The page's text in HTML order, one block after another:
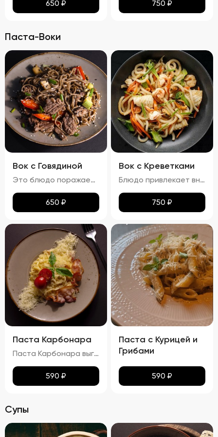
650 ₽ 750 ₽
Паста-Воки
Вок с Говядиной
Это блюдо поражает своими яркими красками и аппетитным видом. Говядина равномерно обжарена до золотистой корочки, а овощи сохраняют свою свежесть и привлекательность. Мягкая, но не переваренная лапша служит идеальной основой для сочетания всех ингредиентов. Кинза и кунжут добавляют завершающий штрих, делая блюдо еще более соблазнительным. Вкус вок с говядиной богат и сбалансирован. Мясо источает насыщенный аромат, болгарский перец привносит сладкие нотки, а устричный и соевый соусы добавляют пикантности. Свежий вкус кинзы подчеркивает гармонию всех компонентов. Аромат блюда завораживает, наполняя пространство нотками чеснока и жареного мяса. Консистенция блюда тоже радует: говядина нежная и сочная, овощи слегка хрустят, а лапша мягкая и эластичная. Цукини сохраняют свою форму и текстуру, добавляя блюду дополнительный объем и разнообразие.
650 ₽
Вок с Креветками
Блюдо привлекает внимание ярким и аппетитным видом, где разноцветные овощи и розовые креветки создают живописную композицию. Лапша мягкая, но сохраняет упругую текстуру, не теряя формы. Айсберг и огурцы добавляют свежести и легкости, украшая блюдо и придавая ему особый шарм. Вкус вок с креветками насыщен морскими нотками, которые гармонично сочетаются с ароматами чеснока и лука. Овощи вносят свои свежие и сладковатые оттенки, а соус добавляет пикантности и завершает вкусовую гамму. Аромат блюда пленяет нотками морепродуктов и жареных овощей, возбуждая аппетит. Консистенция блюда радует разнообразием: креветки нежные и сочные, овощи слегка хрустят, сохраняя свою форму и текстуру, а лапша остается мягкой и эластичной. Цукини и огурец также сохраняют свою структуру, добавляя блюду дополнительные текстуры и объемы.
750 ₽
Паста Карбонара
Паста Карбонара выглядит аппетитно, с глянцевыми макаронами, покрытыми сливочно-яичным соусом. Пармезан и базилик добавляют контраст и завершают внешний вид блюда, делая его еще более привлекательным. Вкус пасты Карбонара насыщен сливочными нотками, с оттенками копчёного вкуса грудинки и лёгкими нюансами чеснока и лука. Запах блюда богат и манящ, с ароматами чеснока, лука и пармезана. Консистенция пасты идеальна: макароны упругие (al dente), а соус густой и обволакивает каждую макаронину. Грудинка хрустящая снаружи и нежная внутри, что добавляет блюду особую текстурную сложность.
590 ₽
Паста с Курицей и
Грибами
590 ₽
Супы